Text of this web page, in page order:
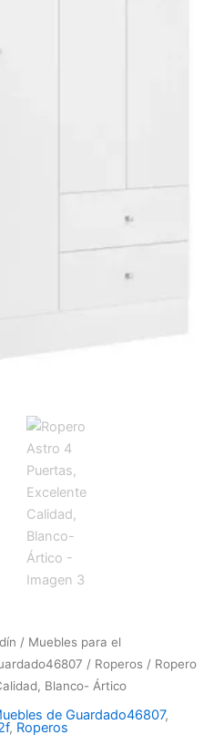
/ Muebles para el
/ Roperos / Ropero
Blanco- Ártico
de Guardado46807,
, Roperos